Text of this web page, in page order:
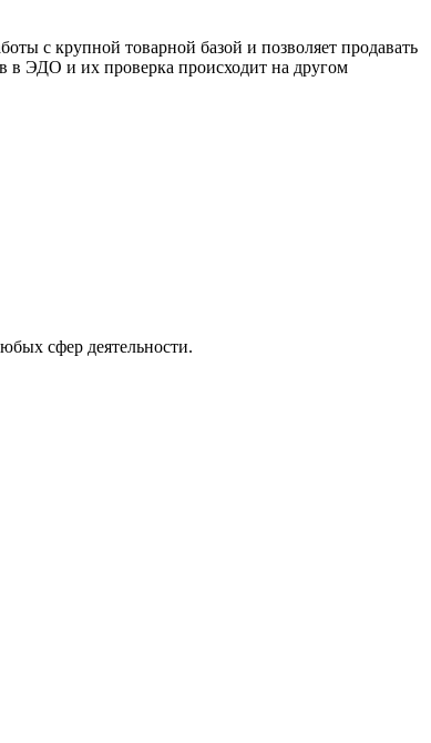
с крупной товарной базой и позволяет продавать
в ЭДО и их проверка происходит на другом
сфер деятельности.